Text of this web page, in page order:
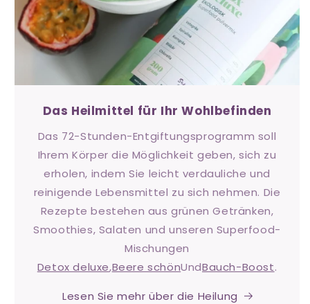
Das Heilmittel für Ihr Wohlbefinden
Das 72-Stunden-Entgiftungsprogramm soll
Ihrem Körper die Möglichkeit geben, sich zu
erholen, indem Sie leicht verdauliche und
reinigende Lebensmittel zu sich nehmen. Die
Rezepte bestehen aus grünen Getränken,
Smoothies, Salaten und unseren Superfood-
Mischungen
Detox deluxe,Beere schönUndBauch-Boost.
Lesen Sie mehr über die Heilung